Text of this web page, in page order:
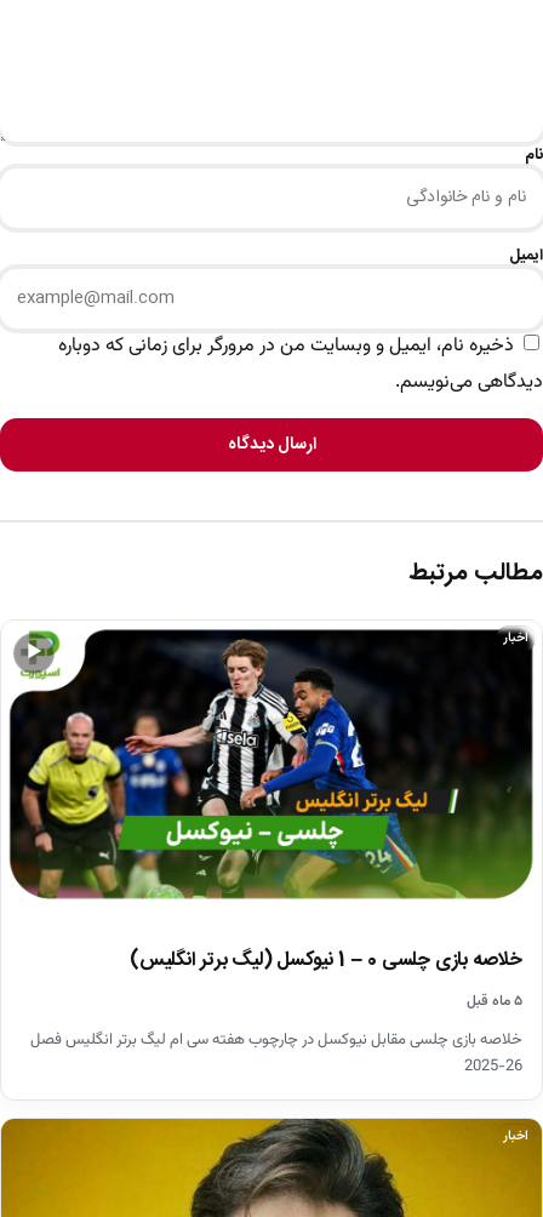
نام
ایمیل
ذخیره نام، ایمیل و وبسایت من در مرورگر برای زمانی که دوباره
دیدگاهی می‌نویسم.
ارسال دیدگاه
مطالب مرتبط
▶
اخبار
خلاصه بازی چلسی 0 – 1 نیوکسل (لیگ برتر انگلیس)
۵ ماه قبل
خلاصه بازی چلسی مقابل نیوکسل در چارچوب هفته سی ام لیگ برتر انگلیس فصل
26-2025
اخبار